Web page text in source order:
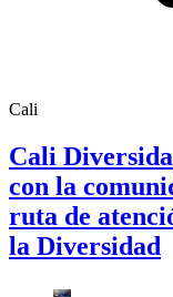
Cali
Cali
con la
ruta de
la Diversidad